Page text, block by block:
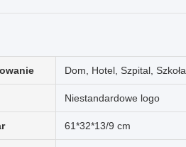
Dom, Hotel, Szpital, Szkoła
Niestandardowe logo
61*32*13/9 cm